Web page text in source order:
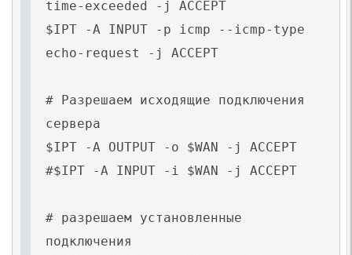
time-exceeded -j ACCEPT
$IPT -A INPUT -p icmp --icmp-type
echo-request -j ACCEPT
# Разрешаем исходящие подключения
сервера
$IPT -A OUTPUT -o $WAN -j ACCEPT
#$IPT -A INPUT -i $WAN -j ACCEPT
# разрешаем установленные
подключения